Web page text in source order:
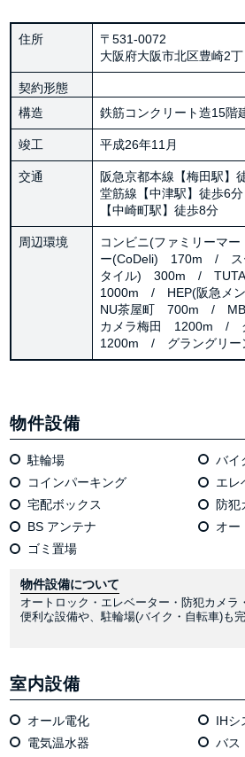
住所
〒531-0072
大阪府大阪市北区豊崎2
契約形態
構造
鉄筋コンクリート造15階
竣工 平成26年11月
交通
阪急京都本線【梅田駅】
堂筋線【中津駅】徒歩6
【中崎町駅】徒歩8分
周辺環境
コンビニ(ファミリー
ー(CoDeli) 170m / ス
タイル) 300m /
1000m / HEP(阪急メ
NU茶屋町 700m /
カメラ梅田 1200m /
1200m / グラングリー
物件設備
駐輪場
バイ
コインパーキング
エレ
宅配ボックス
防犯
BS アンテナ
オー
ゴミ置場
物件設備について
オートロック・エレベーター・防犯カメラ
便利な設備や、駐輪場(バイク・自転車)も
室内設備
オール電化
IHシ
電気温⽔器
バス